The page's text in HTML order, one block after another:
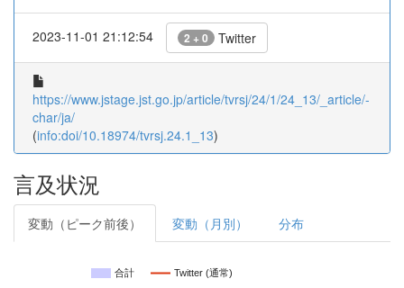
2023-11-01 21:12:54 2 + 0 Twitter
https://www.jstage.jst.go.jp/article/tvrsj/24/1/24_13/_article/-
char/ja/
(info:doi/10.18974/tvrsj.24.1_13)
言及状況
変動（ピーク前後） 変動（月別） 分布
合計 Twitter (通常)